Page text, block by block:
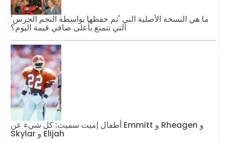
ما هي النسخة الأصلية التي 'تم حفظها بواسطة النجم الجرس'
التي تتمتع بأعلى صافي قيمة اليوم؟
أطفال إميت سميث: كل شيء عن Emmitt و Rheagen و
Skylar و Elijah